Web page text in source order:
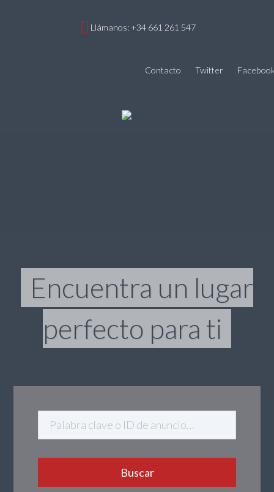
Llámanos: +34 661 261 547
Contacto Twitter
Encuentra un lugar
perfecto para ti